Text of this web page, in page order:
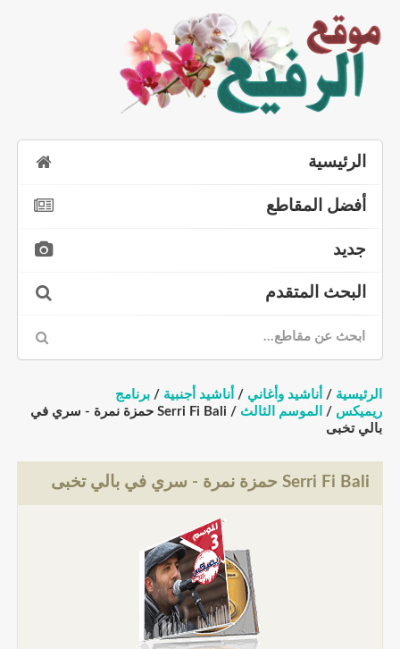
الرئيسية
أفضل المقاطع
جديد
البحث المتقدم
الرئيسية / أناشيد وأغاني / أناشيد أجنبية / برنامج
ريميكس / الموسم الثالث
/ Serri Fi Bali حمزة نمرة - سري في
بالي تخبى
Serri Fi Bali حمزة نمرة - سري في بالي تخبى